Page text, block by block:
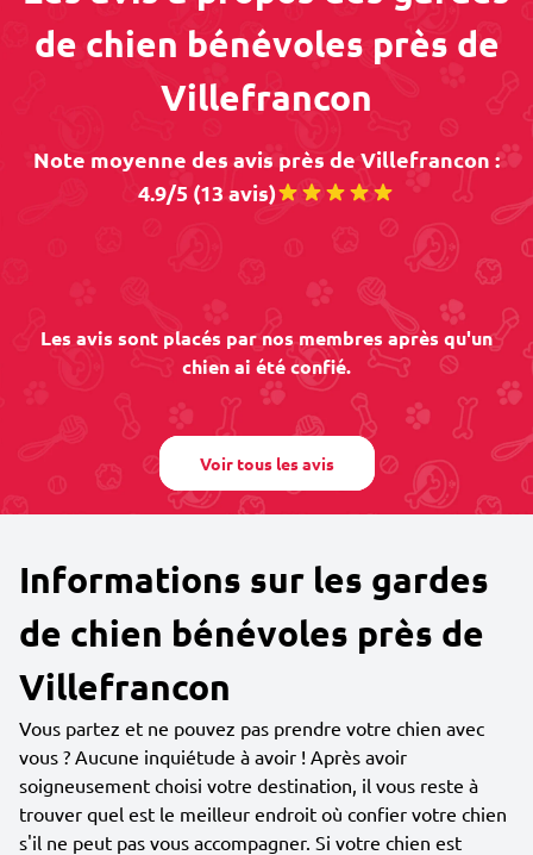
de chien bénévoles près de
Villefrancon
Note moyenne des avis près de Villefrancon :
4.9/5 (13 avis)
Les avis sont placés par nos membres après qu'un
chien ai été confié.
Voir tous les avis
Informations sur les gardes
de chien bénévoles près de
Villefrancon
Vous partez et ne pouvez pas prendre votre chien avec
vous ? Aucune inquiétude à avoir ! Après avoir
soigneusement choisi votre destination, il vous reste à
trouver quel est le meilleur endroit où confier votre chien
s'il ne peut pas vous accompagner. Si votre chien est